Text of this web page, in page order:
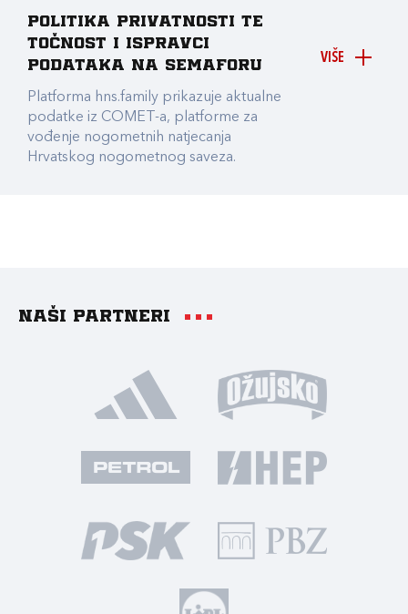
VIŠE
Politika privatnosti te
točnost i ispravci
podataka na Semaforu
Platforma hns.family prikazuje aktualne
podatke iz COMET-a, platforme za
vođenje nogometnih natjecanja
Hrvatskog nogometnog saveza.
Naši partneri